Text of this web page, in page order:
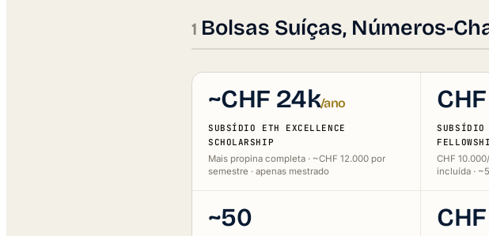
Bolsas Suíças, Números-
~CHF 24k/ano
SUBSÍDIO ETH EXCELLENCE
SCHOLARSHIP
Mais propina completa · ~CHF 12.000 por
semestre · apenas mestrado
SUBSÍDIO
CHF
incluída ·
~50